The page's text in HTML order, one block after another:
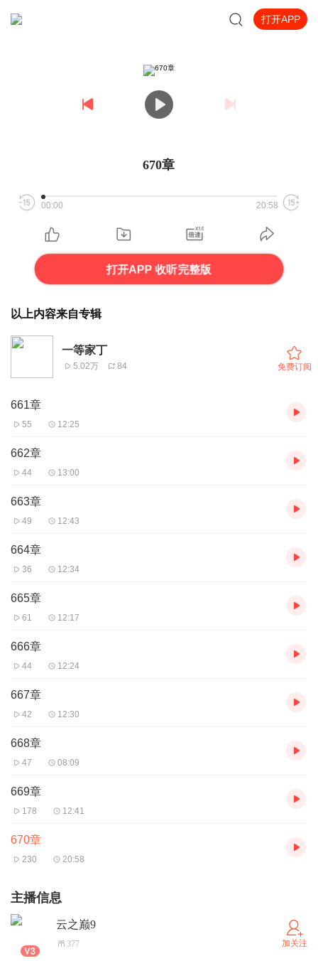
打开APP
670章
00:00 20:58
打开APP 收听完整版
以上内容来自专辑
一等家丁
5.02万 84 免费订阅
661章
55 12:25
662章
44 13:00
663章
49 12:43
664章
36 12:34
665章
61 12:17
666章
44 12:24
667章
42 12:30
668章
47 08:09
669章
178 12:41
670章
230 20:58
主播信息
云之巅9
377 加关注